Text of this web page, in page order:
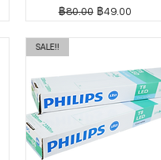
ราคาปกติ
฿80.00 ราคาขายลด
฿49.00
SALE!!